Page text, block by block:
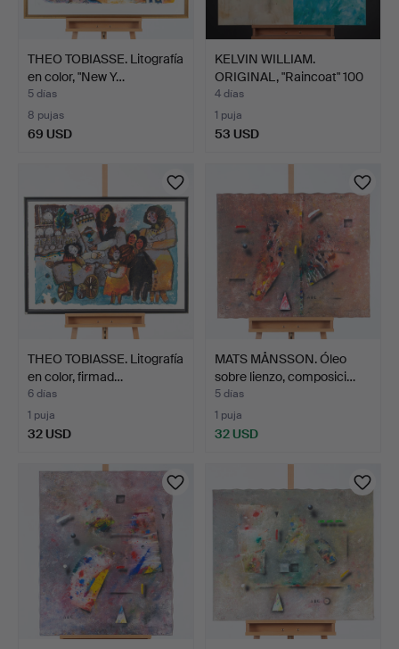
THEO TOBIASSE. Litografía
en color, "New Y…
5 días
8 pujas
69 USD
KELVIN WILLIAM.
ORIGINAL, "Raincoat" 100
x…
4 días
1 puja
53 USD
THEO TOBIASSE. Litografía
en color, firmad…
6 días
1 puja
32 USD
MATS MÅNSSON. Óleo
sobre lienzo, composici…
5 días
1 puja
32 USD